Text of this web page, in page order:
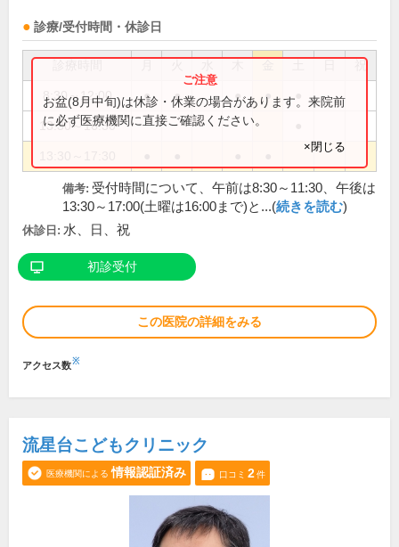
診療/受付時間・休診日
祝
8:30～12:00 ● ● ● ●
13:30～16:30
お盆(8月中旬)は休診・休業の場合があります。来院前
に必ず医療機関に直接ご確認ください。
×閉じる
備考: 受付時間について、午前は8:30～11:30、午後は
13:30～17:00(土曜は16:00まで)と...(続きを読む)
休診日: 水、日、祝
初診受付
この医院の詳細をみる
アクセス数※
流星台こどもクリニック
医療機関による 情報認証済み 口コミ 2件